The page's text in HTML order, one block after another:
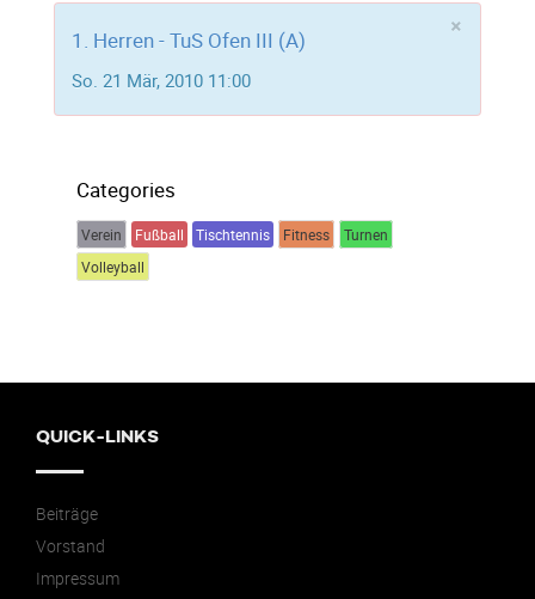
×
1. Herren - TuS Ofen III (A)
So. 21 Mär, 2010 11:00
Categories
Verein Fußball Tischtennis Fitness
Turnen
Volleyball
QUICK-LINKS
Beiträge
Vorstand
Impressum